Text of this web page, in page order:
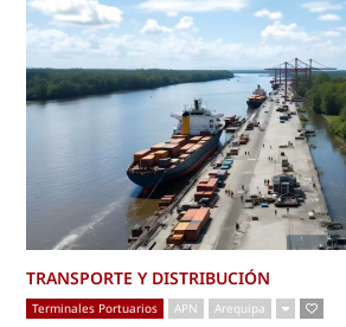
TRANSPORTE Y DISTRIBUCIÓN
Terminales Portuarios APN Arequipa